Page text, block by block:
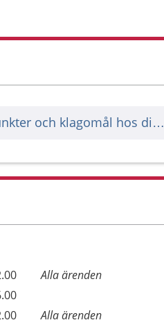
Lämna synpunkter och klagomål hos din vårdgivare
Alla ärenden
Alla ärenden